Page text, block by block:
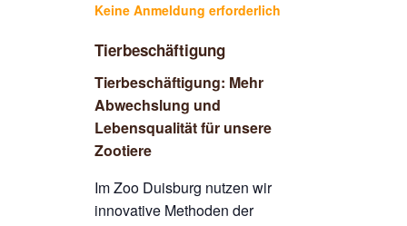
Keine Anmeldung erforderlich
Tierbeschäftigung
Tierbeschäftigung: Mehr
Abwechslung und
Lebensqualität für unsere
Zootiere
Im Zoo Duisburg nutzen wir
innovative Methoden der